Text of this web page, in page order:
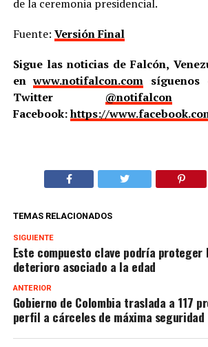
de la ceremonia presidencial.
Fuente: Versión Final
Sigue las noticias de Falcón,
enwww.notifalcon.com síguenos
Twitter @notifalcony
Facebook:https://
TEMAS RELACIONADOS
SIGUIENTE
Este compuesto clave podría proteger
deterioro asociado a la edad
ANTERIOR
Gobierno de Colombia traslada a 117
perfil a cárceles de máxima seguridad